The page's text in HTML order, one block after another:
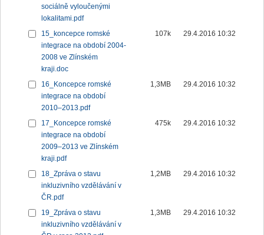
sociálně vyloučenými
lokalitami.pdf
15_koncepce romské
integrace na období 2004-
2008 ve Zlínském
kraji.doc
107k 29.4.2016 10:32
16_Koncepce romské
integrace na období
2010–2013.pdf
1,3MB 29.4.2016 10:32
17_Koncepce romské
integrace na období
2009–2013 ve Zlínském
kraji.pdf
475k 29.4.2016 10:32
18_Zpráva o stavu
inkluzivního vzdělávání v
ČR.pdf
1,2MB 29.4.2016 10:32
19_Zpráva o stavu
inkluzivního vzdělávání v
1,3MB 29.4.2016 10:32